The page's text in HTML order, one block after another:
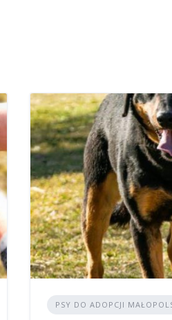
PSY DO ADOPCJI